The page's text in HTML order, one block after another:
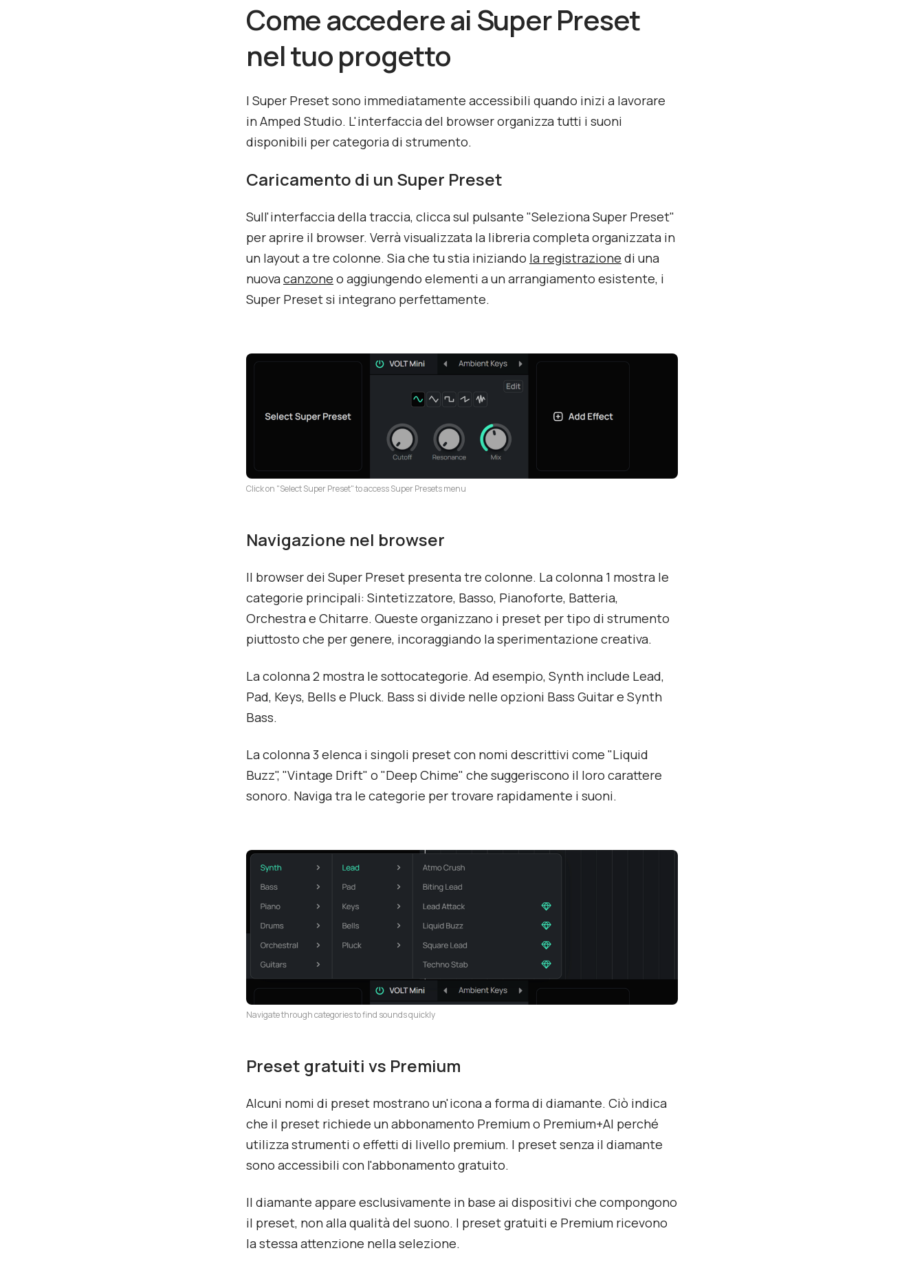
Come accedere ai Super Preset
nel tuo progetto
I Super Preset sono immediatamente accessibili quando inizi a lavorare
in Amped Studio. L'interfaccia del browser organizza tutti i suoni
disponibili per categoria di strumento.
Caricamento di un Super Preset
Sull'interfaccia della traccia, clicca sul pulsante "Seleziona Super Preset"
per aprire il browser. Verrà visualizzata la libreria completa organizzata in
un layout a tre colonne. Sia che tu stia iniziando la registrazione di una
nuovacanzone o aggiungendo elementi a un arrangiamento esistente, i
Super Preset si integrano perfettamente.
Click on "Select Super Preset" to access Super Presets menu
Navigazione nel browser
Il browser dei Super Preset presenta tre colonne. La colonna 1 mostra le
categorie principali: Sintetizzatore, Basso, Pianoforte, Batteria,
Orchestra e Chitarre. Queste organizzano i preset per tipo di strumento
piuttosto che per genere, incoraggiando la sperimentazione creativa.
La colonna 2 mostra le sottocategorie. Ad esempio, Synth include Lead,
Pad, Keys, Bells e Pluck. Bass si divide nelle opzioni Bass Guitar e Synth
Bass.
La colonna 3 elenca i singoli preset con nomi descrittivi come "Liquid
Buzz", "Vintage Drift" o "Deep Chime" che suggeriscono il loro carattere
sonoro. Naviga tra le categorie per trovare rapidamente i suoni.
Navigate through categories to find sounds quickly
Preset gratuiti vs Premium
Alcuni nomi di preset mostrano un'icona a forma di diamante. Ciò indica
che il preset richiede un abbonamento Premium o Premium+AI perché
utilizza strumenti o effetti di livello premium. I preset senza il diamante
sono accessibili con l'abbonamento gratuito.
Il diamante appare esclusivamente in base ai dispositivi che compongono
il preset, non alla qualità del suono. I preset gratuiti e Premium ricevono
la stessa attenzione nella selezione.